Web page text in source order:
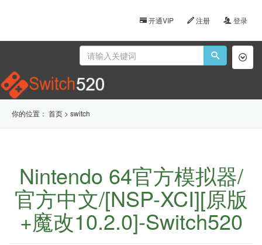
开通VIP 注册 登录
你的位置： 首页 > switch
Nintendo 64官方模拟器/
官方中文/[NSP-XCI][原版
+魔改10.2.0]-Switch520